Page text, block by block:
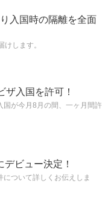
入国時の隔離を全面
します。
ザ入国を許可！
国が今月8月の間、一ヶ月間許
デビュー決定！
ついて詳しくお伝えしま